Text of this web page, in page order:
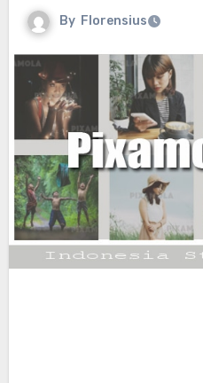
By Florensius